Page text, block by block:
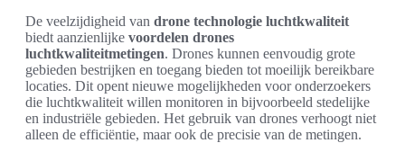
De veelzijdigheid van drone technologie luchtkwaliteit
biedt aanzienlijke voordelen drones
luchtkwaliteitmetingen. Drones kunnen eenvoudig grote
gebieden bestrijken en toegang bieden tot moeilijk bereikbare
locaties. Dit opent nieuwe mogelijkheden voor onderzoekers
die luchtkwaliteit willen monitoren in bijvoorbeeld stedelijke
en industriële gebieden. Het gebruik van drones verhoogt niet
alleen de efficiëntie, maar ook de precisie van de metingen.